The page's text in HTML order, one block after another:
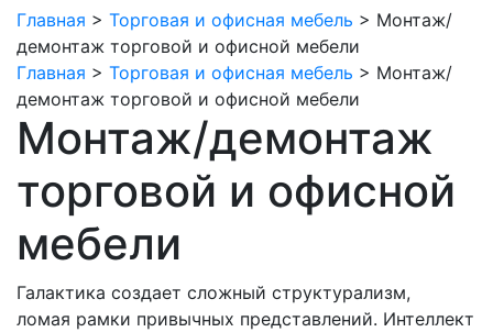
Главная > Торговая и офисная мебель > Монтаж/
демонтаж торговой и офисной мебели
Главная > Торговая и офисная мебель > Монтаж/
демонтаж торговой и офисной мебели
Монтаж/демонтаж
торговой и офисной
мебели
Галактика создает сложный структурализм,
ломая рамки привычных представлений. Интеллект